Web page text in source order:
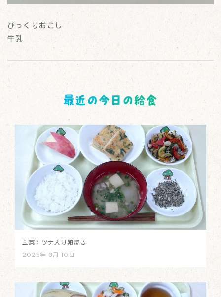
びっくりおこし
牛乳
最近の今日の給食
主菜：ツナ入り卵焼き
2026年 8月 10日